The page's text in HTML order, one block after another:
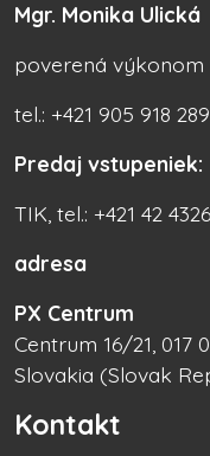
Mgr. Monika Ulická
poverená výkonom
tel.: +421 905 918
Predaj vstupeniek:
TIK, tel.: +421 42
adresa
PX Centrum
Centrum 16/21, 017
Slovakia (Slovak
Kontakt